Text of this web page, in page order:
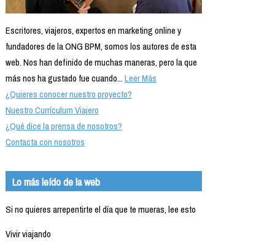
Escritores, viajeros, expertos en marketing online y
fundadores de la ONG BPM, somos los autores de esta
web. Nos han definido de muchas maneras, pero la que
más nos ha gustado fue cuando...Leer Más
¿Quieres conocer nuestro proyecto?
Nuestro Currículum Viajero
¿Qué dice la prensa de nosotros?
Contacta con nosotros
Lo más leído de la web
Si no quieres arrepentirte el día que te mueras, lee esto
Vivir viajando